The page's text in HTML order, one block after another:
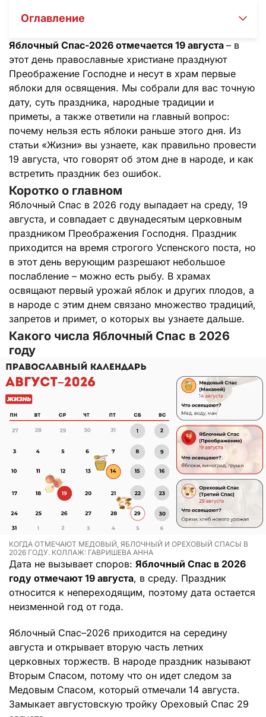
Оглавление
Яблочный Спас-2026 отмечается 19 августа – в
этот день православные христиане празднуют
Преображение Господне и несут в храм первые
яблоки для освящения. Мы собрали для вас точную
дату, суть праздника, народные традиции и
приметы, а также ответили на главный вопрос:
почему нельзя есть яблоки раньше этого дня. Из
статьи «Жизни» вы узнаете, как правильно провести
19 августа, что говорят об этом дне в народе, и как
встретить праздник без ошибок.
Коротко о главном
Яблочный Спас в 2026 году выпадает на среду, 19
августа, и совпадает с двунадесятым церковным
праздником Преображения Господня. Праздник
приходится на время строгого Успенского поста, но
в этот день верующим разрешают небольшое
послабление – можно есть рыбу. В храмах
освящают первый урожай яблок и других плодов, а
в народе с этим днем связано множество традиций,
запретов и примет, о которых вы узнаете дальше.
Какого числа Яблочный Спас в 2026
году
КОГДА ОТМЕЧАЮТ МЕДОВЫЙ, ЯБЛОЧНЫЙ И ОРЕХОВЫЙ СПАСЫ В
2026 ГОДУ. КОЛЛАЖ: ГАВРИШЕВА АННА
Дата не вызывает споров: Яблочный Спас в 2026
году отмечают 19 августа, в среду. Праздник
относится к непереходящим, поэтому дата остается
неизменной год от года.
Яблочный Спас–2026 приходится на середину
августа и открывает вторую часть летних
церковных торжеств. В народе праздник называют
Вторым Спасом, потому что он идет следом за
Медовым Спасом, который отмечали 14 августа.
Замыкает августовскую тройку Ореховый Спас 29